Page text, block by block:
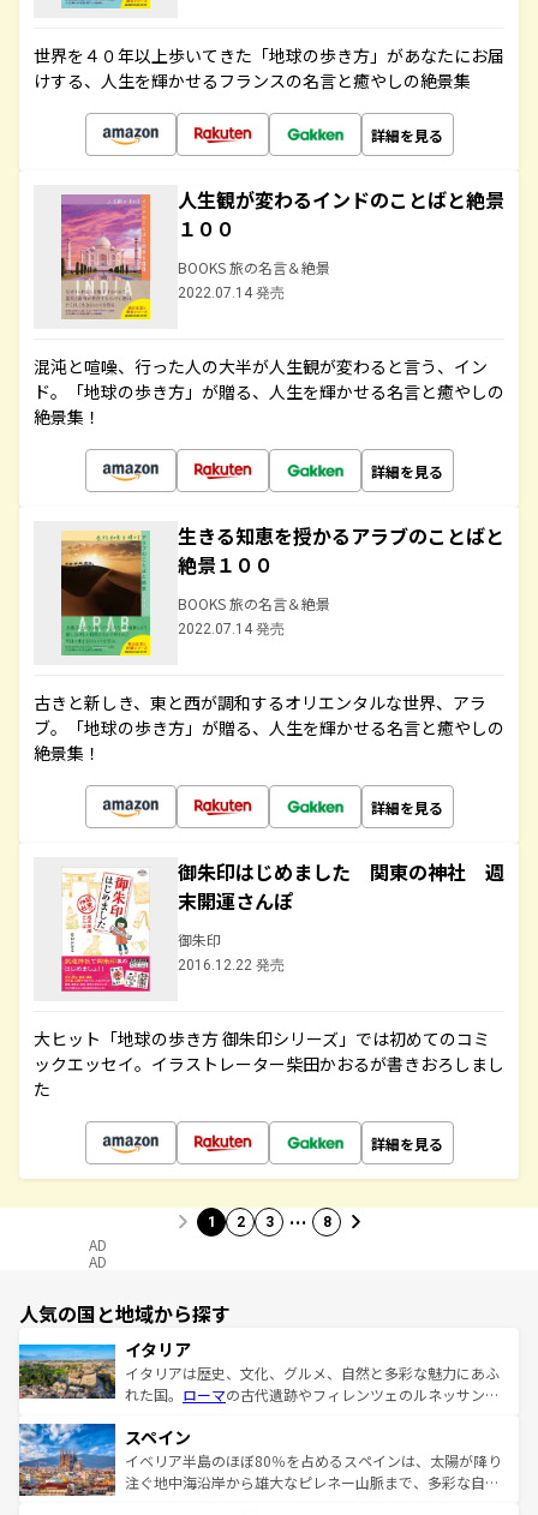
世界を４０年以上歩いてきた「地球の歩き方」があなたにお届
けする、人生を輝かせるフランスの名言と癒やしの絶景集
詳細を見る
人生観が変わるインドのことばと絶景
１００
BOOKS 旅の名言＆絶景
2022.07.14 発売
混沌と喧噪、行った人の大半が人生観が変わると言う、イン
ド。「地球の歩き方」が贈る、人生を輝かせる名言と癒やしの
絶景集！
詳細を見る
生きる知恵を授かるアラブのことばと
絶景１００
BOOKS 旅の名言＆絶景
2022.07.14 発売
古きと新しき、東と西が調和するオリエンタルな世界、アラ
ブ。「地球の歩き方」が贈る、人生を輝かせる名言と癒やしの
絶景集！
詳細を見る
御朱印はじめました 関東の神社 週
末開運さんぽ
御朱印
2016.12.22 発売
大ヒット「地球の歩き方 御朱印シリーズ」では初めてのコミ
ックエッセイ。イラストレーター柴田かおるが書きおろしまし
た
詳細を見る
1 2 3 … 8
AD
AD
人気の国と地域から探す
イタリア
イタリアは歴史、文化、グルメ、自然と多彩な魅力にあふ
れた国。 ローマの古代遺跡やフィレンツェのルネッサンス
ろん、トスカーナの美しい田園風景やアマルフィ海岸の絶
景など、自然景観も見逃せない。観光の合間には、本場の
ピザやパスタなど、絶品のイタリア料理を堪能することも
スペイン
イベリア半島のほぼ80％を占めるスペインは、太陽が降り
注ぐ地中海沿岸から雄大なピレネー山脈まで、多彩な自然